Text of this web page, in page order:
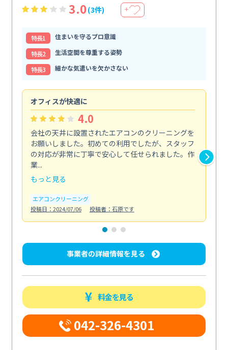
3.0(3件) ＋
特⻑1
住まいを守るプロ意識
特⻑2
生活空間を尊重する姿勢
特⻑3
細かな気遣いを欠かさない
オフィスが快適に
4.0
会社の天井に設置されたエアコンのクリーニングを
お願いしました。初めての利用でしたが、スタッフ
の対応が非常に丁寧で安心して任せられました。作
業...
もっと見る
エアコンクリーニング
投稿日：2024/07/06
投稿者：石原です
事業者の詳細情報を見る
料金を見る
042-326-4301